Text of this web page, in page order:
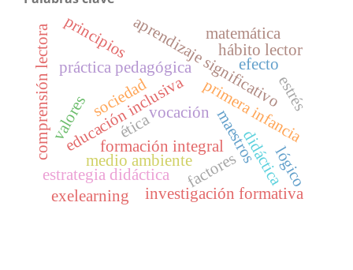
educación inclusiva
formación integral
práctica pedagógica
maestros
factores
vocación
investigación formativa
aprendizaje significativo
hábito lector
primera infancia
comprensión lectora didáctica
medio ambiente
estrategia didáctica
ética
valores
principios
sociedad
efecto
estrés
exelearning
lógico
matemática